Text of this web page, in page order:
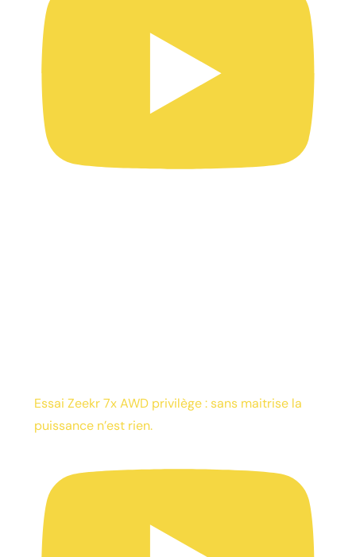
Essai Zeekr 7x AWD privilège : sans maitrise la
puissance n’est rien.